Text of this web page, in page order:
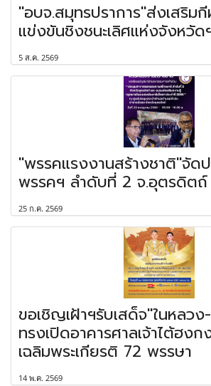
"อบจ.สมุทรปราการ"ส่งเสริม
แข่งขันชิงชนะเลิศแห่งจังหวัด
5 ส.ค. 2569
"พรรคแรงงานสร้างชาติ"จัดป
พรรคฯ ลำดับที่ 2 จ.อุตรดิต
25 ก.ค. 2569
ขอเชิญเฝ้าฯรับเสด็จ"ในหลวง
ทรงเปิดอาคารศาลเจ้าไต้ฮง
เฉลิมพระเกียรติ 72 พรรษา
14 พ.ค. 2569